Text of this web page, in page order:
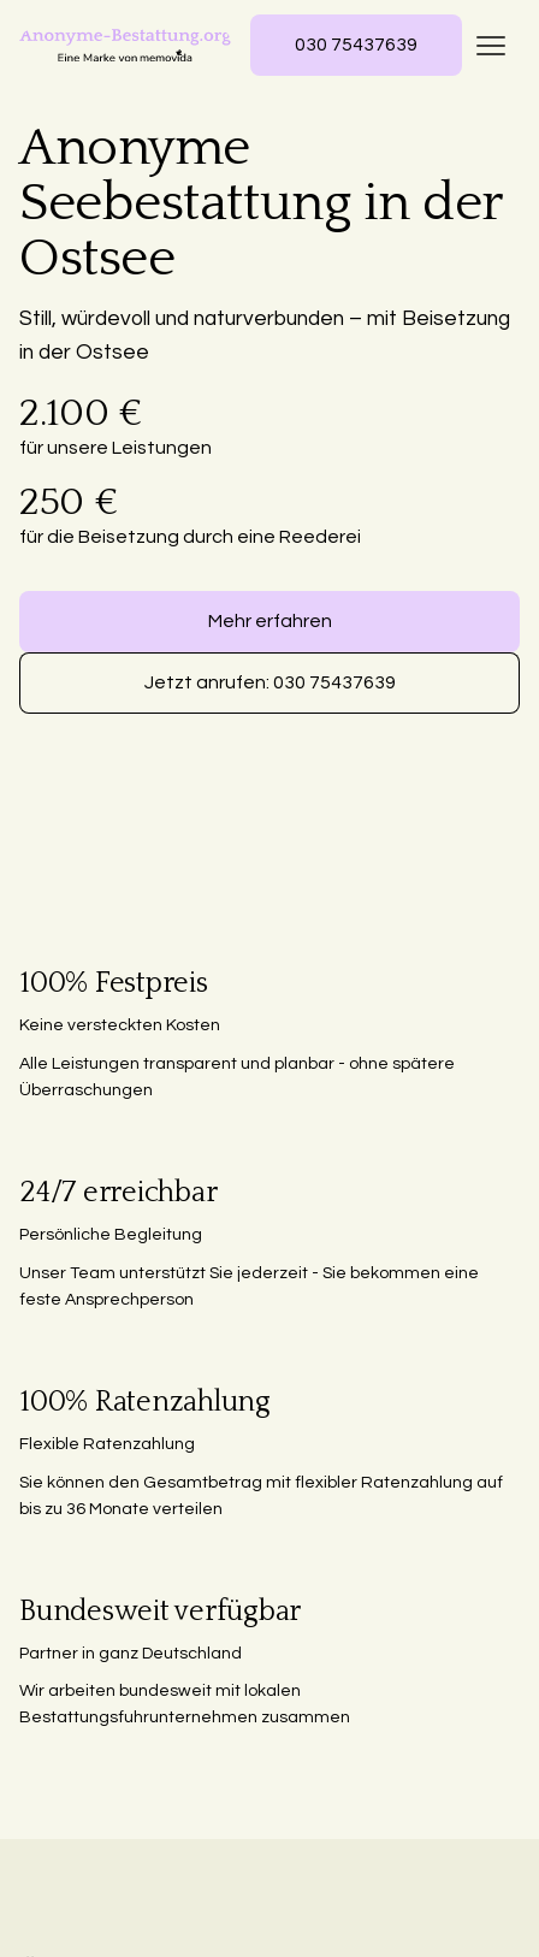
030 75437639
Anonyme
Seebestattung in der
Ostsee
Still, würdevoll und naturverbunden – mit Beisetzung
in der Ostsee
2.100 €
für unsere Leistungen
250 €
für die Beisetzung durch eine Reederei
Mehr erfahren
Jetzt anrufen: 030 75437639
100% Festpreis
Keine versteckten Kosten
Alle Leistungen transparent und planbar - ohne spätere
Überraschungen
24/7 erreichbar
Persönliche Begleitung
Unser Team unterstützt Sie jederzeit - Sie bekommen eine
feste Ansprechperson
100% Ratenzahlung
Flexible Ratenzahlung
Sie können den Gesamtbetrag mit flexibler Ratenzahlung auf
bis zu 36 Monate verteilen
Bundesweit verfügbar
Partner in ganz Deutschland
Wir arbeiten bundesweit mit lokalen
Bestattungsfuhrunternehmen zusammen